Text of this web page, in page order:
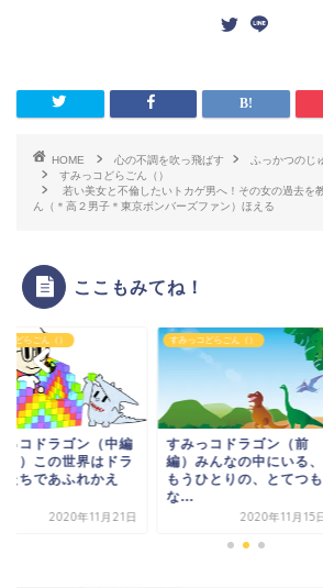
HOME 心の不調を吹っ飛ばす
ふっかつのじ
すみっコどらごん（）
若い美女と不倫したいトカゲ男へ！その女の過去を
ん（＊高２男子＊東京ボンバーズファン）ほえる
ここもみてね！
コどらごん（）
っコドラゴン（前
みんなの中にいる、
ひとりの、とてつも
2020年11月15日
すみっコどらごん（）
「先生と結婚する！」３
年後に現われた２０歳の
美女の破壊力（前編）
す...
2020年11月30